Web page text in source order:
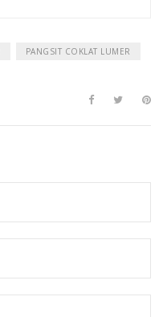
PANGSIT COKLAT LUMER